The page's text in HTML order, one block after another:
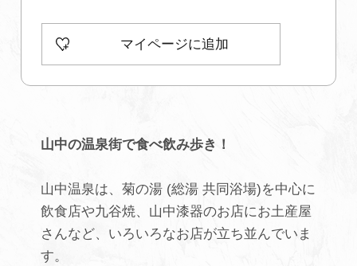
加賀に泊まって！北陸巡り♪
ご当地グルメ
加賀 旅先納税
FAQ
お知らせ
動画を見る
マイページに追加
山中の温泉街で食べ飲み歩き！
山中温泉は、菊の湯 (総湯 共同浴場)を中心に
飲食店や九谷焼、山中漆器のお店にお土産屋
さんなど、いろいろなお店が立ち並んでいま
す。